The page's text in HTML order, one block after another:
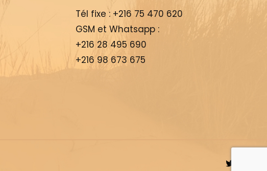
Tél fixe : +216 75 470 620
GSM et Whatsapp :
+216 28 495 690
+216 98 673 675